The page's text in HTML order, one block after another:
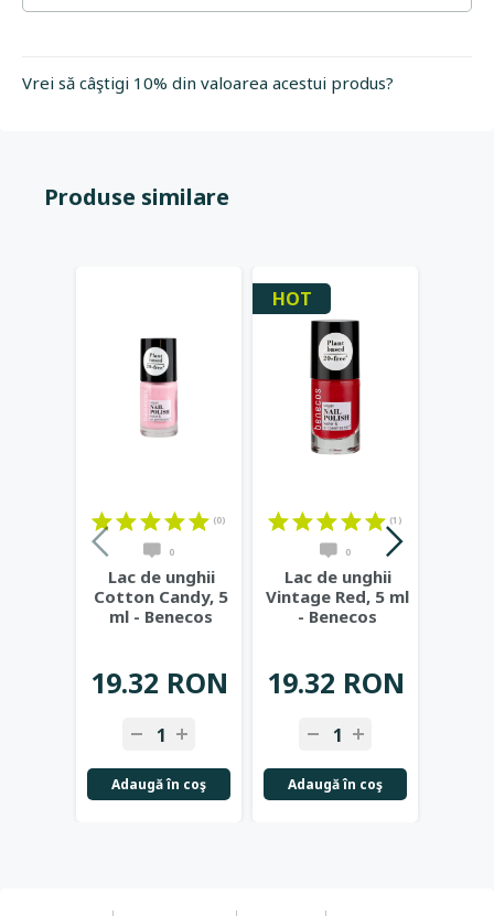
Vrei să câştigi 10% din valoarea acestui produs?
Produse similare
(0)
0
Lac de unghii
Cotton Candy, 5
ml - Benecos
19.32 RON
Adaugă în coş
HOT
(1)
0
Lac de unghii
Vintage Red, 5 ml
- Benecos
19.32 RON
Adaugă în coş
+ +